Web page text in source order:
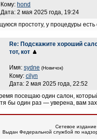
Кому: hond
Дата: 2 мая 2025 года, 19:24
простоту, у процедуры
Re: Подскажите хороший
тот, кот
Имя: sydne (Новичок)
Кому: cilyn
Дата: 2 мая 2025 года, 22:52
посещаю один салон,
бы один раз — уверена, вам
Сетевое
Выдан Федеральной службой по